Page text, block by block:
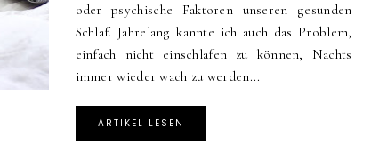
oder psychische Faktoren unseren gesunden
Schlaf. Jahrelang kannte ich auch das Problem,
einfach nicht einschlafen zu können, Nachts
immer wieder wach zu werden...
ARTIKEL LESEN